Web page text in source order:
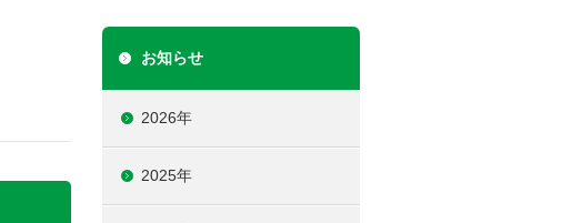
お知らせ
2026年
2025年